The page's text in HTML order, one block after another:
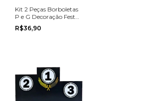
Kit 2 Peças Borboletas
P e G Decoração Festa
Aniversário
R$36,90